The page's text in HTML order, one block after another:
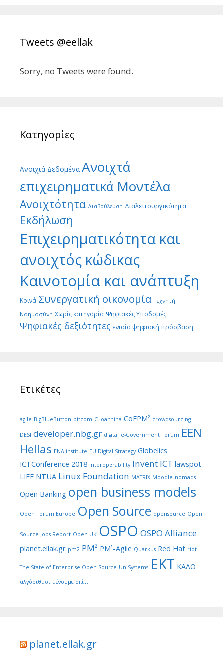
Tweets @eellak
Sorry, no Tweets were found.
Κατηγορίες
Ανοιχτά Δεδομένα Ανοιχτά
επιχειρηματικά Μοντέλα
Ανοιχτότητα Διαβούλευση Διαλειτουργικότητα
Εκδήλωση
Επιχειρηματικότητα και
ανοιχτός κώδικας
Καινοτομία και ανάπτυξη
Κοινά Συνεργατική οικονομία Τεχνητή
Νοημοσύνη Χωρίς κατηγορία Ψηφιακές Υποδομές
Ψηφιακές δεξιότητες ενιαία ψηφιακή πρόσβαση
Ετικέτες
agile BigBlueButton bitcom C.Ioannina CoEPM² crowdsourcing
DESI developer.nbg.gr digital e-Government Forum EEN
Hellas ENA institute EU Digital Strategy Globelics
ICTConference 2018 interoperability Invent ICT lawspot
LIEE NTUA Linux Foundation MATRIX Moodle nomads
Open Banking open business models
Open Forum Europe Open Source opensource Open
Source Jobs Report Open UK OSPO OSPO Alliance
planet.ellak.gr pm2 PM² PM²-Agile Quarkus Red Hat riot
The State of Enterprise Open Source UniSystems ΕΚΤ ΚΑΛΟ
αλγόριθμοι μένουμε σπίτι
planet.ellak.gr